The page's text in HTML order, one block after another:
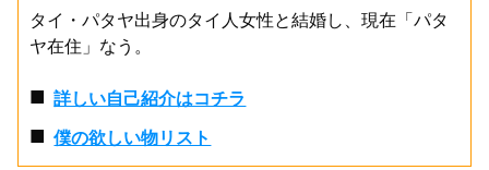
タイ・パタヤ出身のタイ人女性と結婚し、現在「パタ
ヤ在住」なう。
■詳しい自己紹介はコチラ
■僕の欲しい物リスト